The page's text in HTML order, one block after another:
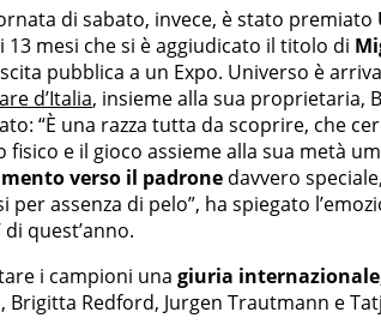
di sabato, invece, è stato premiato
13 mesi che si è aggiudicato il titolo di
pubblica a un Expo. Universo è
d’Italia, insieme alla sua proprietaria,
“È una razza tutta da scoprire, che
fisico e il gioco assieme alla sua metà
verso il padrone davvero
per assenza di pelo”, ha spiegato
di quest’anno.
i campioni una giuria internazionale
Brigitta Redford, Jurgen Trautmann e